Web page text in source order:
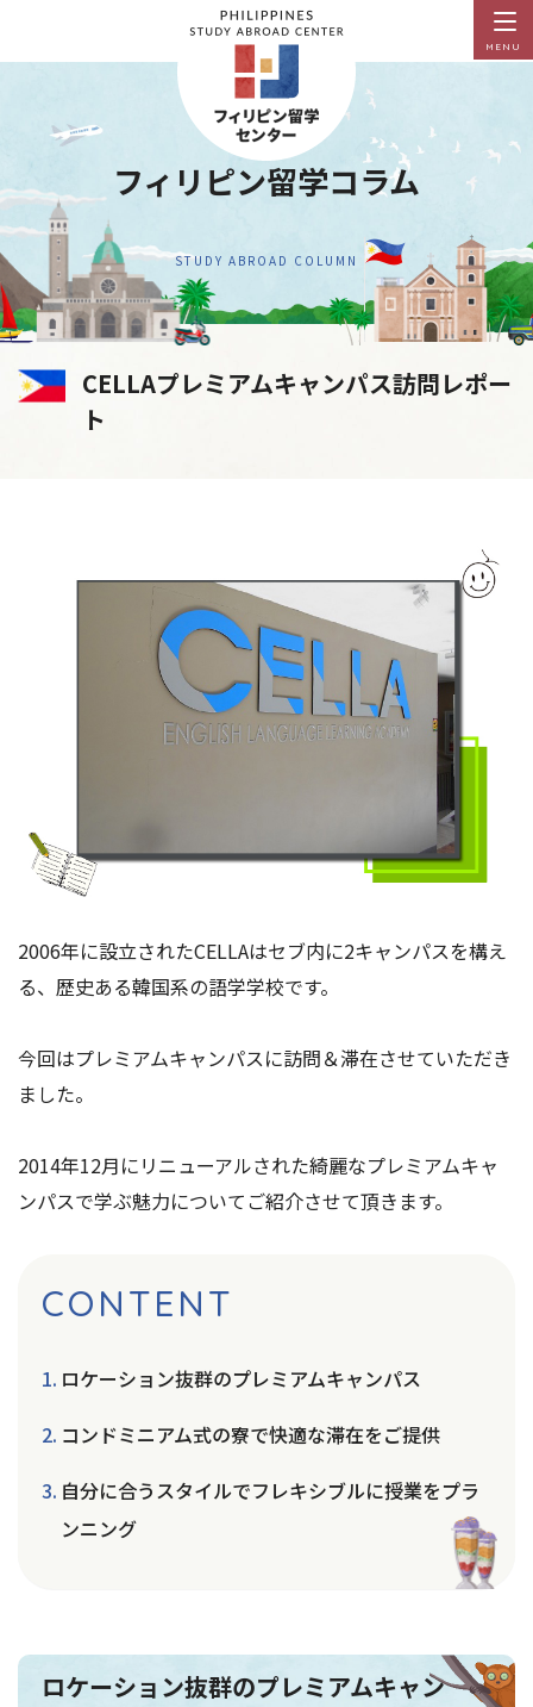
MENU
フィリピン留学コラム
STUDY ABROAD COLUMN
CELLAプレミアムキャンパス訪問レポー
ト
2006年に設立されたCELLAはセブ内に2キャンパスを構え
る、歴史ある韓国系の語学学校です。
今回はプレミアムキャンパスに訪問＆滞在させていただき
ました。
2014年12月にリニューアルされた綺麗なプレミアムキャ
ンパスで学ぶ魅力についてご紹介させて頂きます。
CONTENT
ロケーション抜群のプレミアムキャンパス
コンドミニアム式の寮で快適な滞在をご提供
自分に合うスタイルでフレキシブルに授業をプラ
ンニング
ロケーション抜群のプレミアムキャン